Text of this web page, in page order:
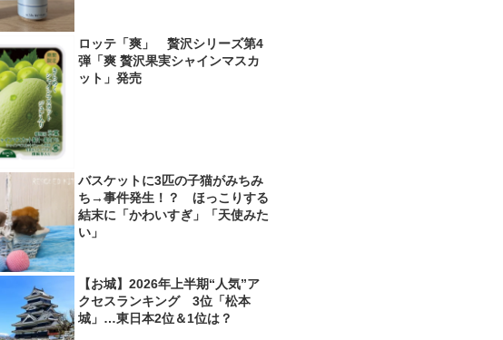
ロッテ「爽」 贅沢シリーズ第4
弾「爽 贅沢果実シャインマスカ
ット」発売
バスケットに3匹の子猫がみちみ
ち→事件発生！？ ほっこりする
結末に「かわいすぎ」「天使みた
い」
【お城】2026年上半期“人気”ア
クセスランキング 3位「松本
城」…東日本2位＆1位は？